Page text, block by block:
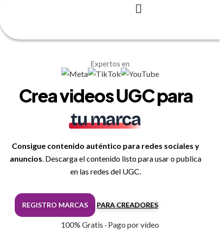
Expertos en
Crea videos UGC para
tu marca
Consigue contenido auténtico para redes sociales y
anuncios. Descarga el contenido listo para usar o publica
en las redes del UGC.
REGISTRO MARCAS PARA CREADORES
100% Gratis · Pago por vídeo